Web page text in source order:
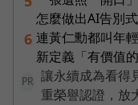
怎麼做出AI告別
6 連黃仁勳都叫年
新定義「有價值
PR
讓永續成為看得
重榮譽認證，放